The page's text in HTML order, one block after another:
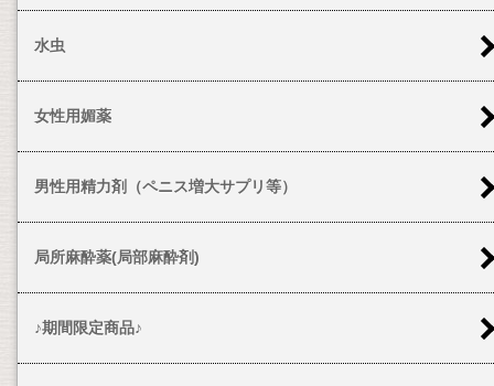
水虫
女性用媚薬
男性用精力剤（ペニス増大サプリ等）
局所麻酔薬(局部麻酔剤)
♪期間限定商品♪